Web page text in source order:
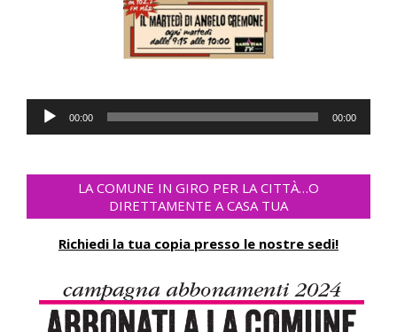
Audio
Player
00:00 00:00
LA COMUNE IN GIRO PER LA CITTÀ…O
DIRETTAMENTE A CASA TUA
Richiedi la tua copia presso le nostre sedi!